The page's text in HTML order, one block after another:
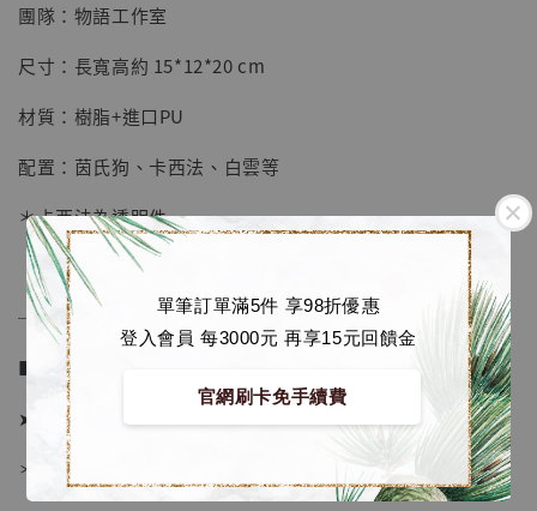
單筆訂單滿5件 享98折優惠
登入會員 每3000元 再享15元回饋金
官網刷卡免手續費
【店內現貨】七龍珠 系列蒐藏雕像 悟空 鳥山
明紀念款 [奇蹟工作室]
NT$ 5,580
加購優惠【海賊王 布魯克達摩 [7STARS Studio]】
團隊：物語工作室
尺寸：長寬高約 15*12*20 cm
材質：樹脂+進口PU
配置：茵氏狗、卡西法、白雲等
＊卡西法為透明件
──────────────
■ 販售資訊 (NT$)：
➤ 價格 2580元 (訂金1080)
＊ 國際運費另計